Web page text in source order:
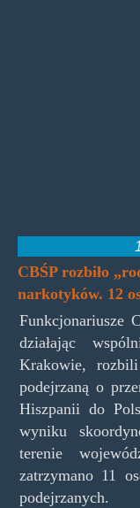
CBŚP rozbiło
narkotyków. 12
Funkcjonariusze
działając
Krakowie, rozbili
podejrzaną o
Hiszpanii do
wyniku
terenie
zatrzymano 11
podejrzanych.